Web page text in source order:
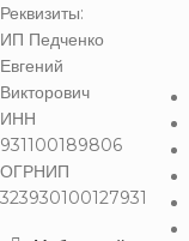
Реквизиты:
ИП Педченко
Евгений
Викторович
ИНН
931100189806
ОГРНИП
323930100127931